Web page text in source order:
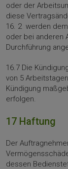
oder der
diese
16. 2 werden
oder bei anderen
Durchführung
16.7 Die
von 5
Kündigung
erfolgen.
17 Haftung
Der
dessen